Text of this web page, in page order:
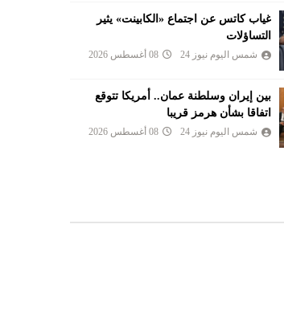
غياب كاتس عن اجتماع «الكابينت» يثير
التساؤلات
شمس اليوم نيوز 24 08 أغسطس 2026
بين إيران وسلطنة عمان.. أمريكا تتوقع
اتفاقا بشأن هرمز قريبا
شمس اليوم نيوز 24 08 أغسطس 2026